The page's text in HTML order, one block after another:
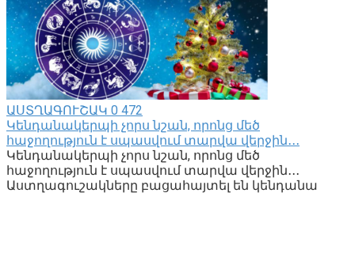
ԱՍՏՂԱԳՈՒՇԱԿ 0 472
Կենդանակերպի չորս նշան, որոնց մեծ
հաջողություն է սպասվում տարվա վերջին․․․
Կենդանակերպի չորս նշան, որոնց մեծ
հաջողություն է սպասվում տարվա վերջին․․․
Աստղագուշակները բացահայտել են կենդանա